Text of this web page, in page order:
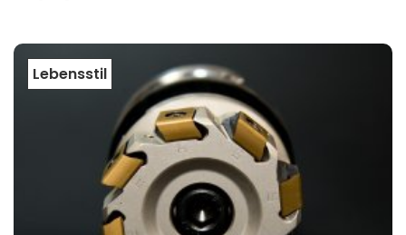
Lebensstil